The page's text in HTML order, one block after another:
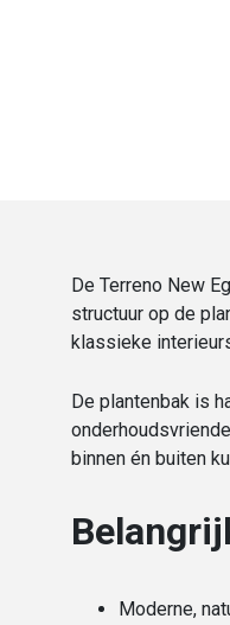
De Terreno New
structuur op de
klassieke
De plantenbak is
binnen én buiten
Moderne,